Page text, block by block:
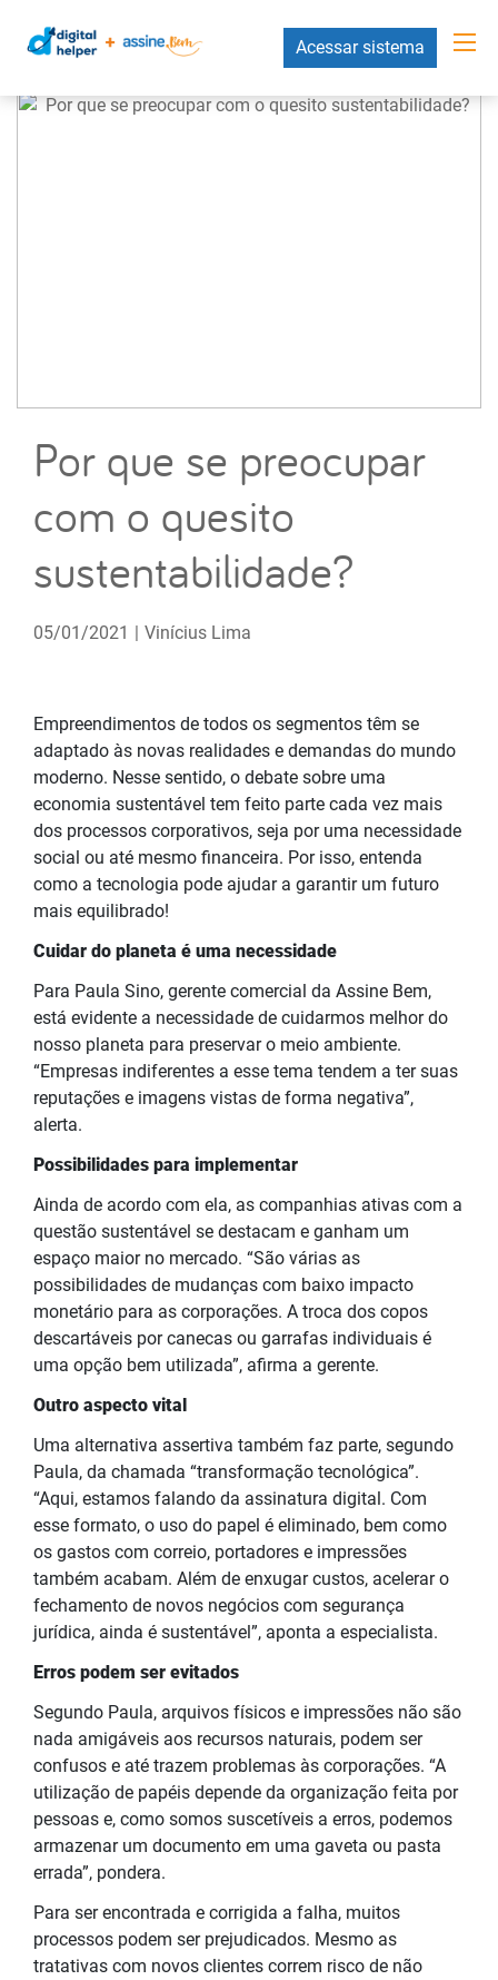
Acessar sistema
Por que se preocupar
com o quesito
sustentabilidade?
05/01/2021 | Vinícius Lima
Empreendimentos de todos os segmentos têm se
adaptado às novas realidades e demandas do mundo
moderno. Nesse sentido, o debate sobre uma
economia sustentável tem feito parte cada vez mais
dos processos corporativos, seja por uma necessidade
social ou até mesmo financeira. Por isso, entenda
como a tecnologia pode ajudar a garantir um futuro
mais equilibrado!
Cuidar do planeta é uma necessidade
Para Paula Sino, gerente comercial da Assine Bem,
está evidente a necessidade de cuidarmos melhor do
nosso planeta para preservar o meio ambiente.
“Empresas indiferentes a esse tema tendem a ter suas
reputações e imagens vistas de forma negativa”,
alerta.
Possibilidades para implementar
Ainda de acordo com ela, as companhias ativas com a
questão sustentável se destacam e ganham um
espaço maior no mercado. “São várias as
possibilidades de mudanças com baixo impacto
monetário para as corporações. A troca dos copos
descartáveis por canecas ou garrafas individuais é
uma opção bem utilizada”, afirma a gerente.
Outro aspecto vital
Uma alternativa assertiva também faz parte, segundo
Paula, da chamada “transformação tecnológica”.
“Aqui, estamos falando da assinatura digital. Com
esse formato, o uso do papel é eliminado, bem como
os gastos com correio, portadores e impressões
também acabam. Além de enxugar custos, acelerar o
fechamento de novos negócios com segurança
jurídica, ainda é sustentável”, aponta a especialista.
Erros podem ser evitados
Segundo Paula, arquivos físicos e impressões não são
nada amigáveis aos recursos naturais, podem ser
confusos e até trazem problemas às corporações. “A
utilização de papéis depende da organização feita por
pessoas e, como somos suscetíveis a erros, podemos
armazenar um documento em uma gaveta ou pasta
errada”, pondera.
Para ser encontrada e corrigida a falha, muitos
processos podem ser prejudicados. Mesmo as
tratativas com novos clientes correm risco de não